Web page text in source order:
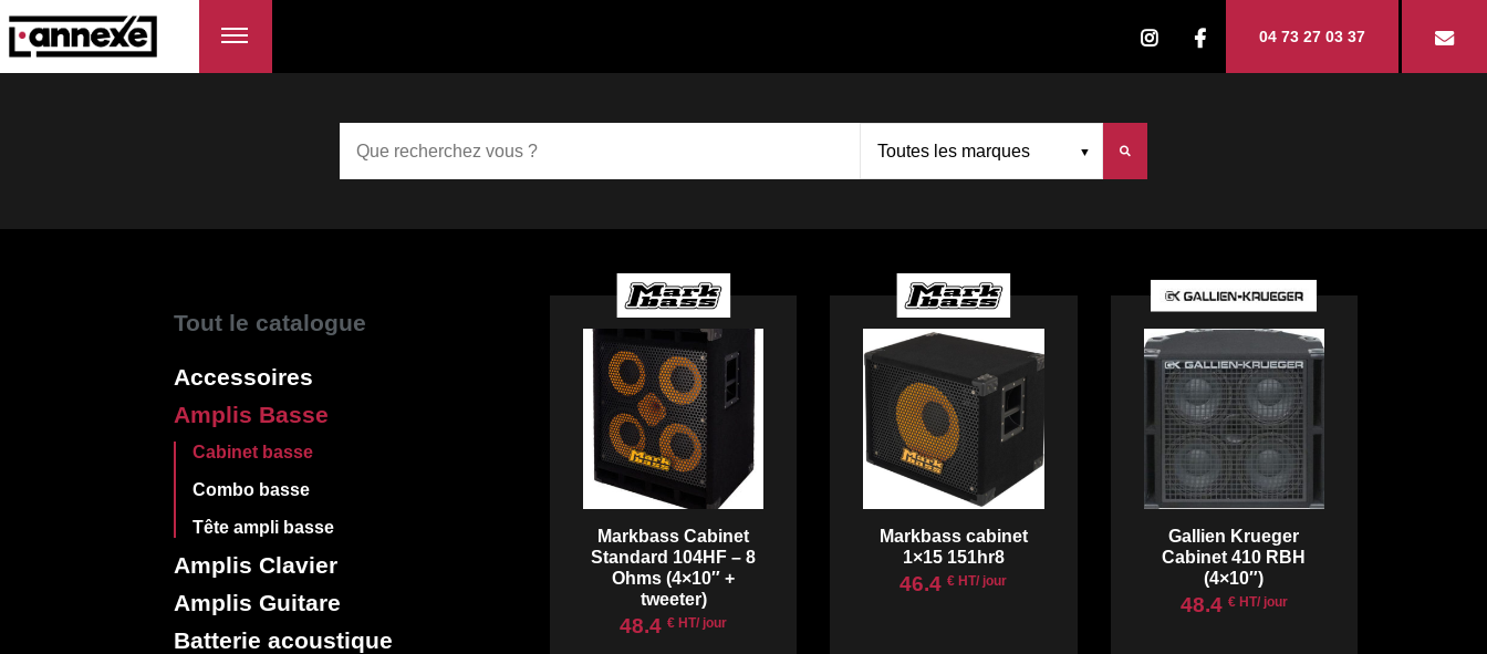
04 73 27 03 37
Tout le catalogue
Accessoires
Amplis Basse
Cabinet basse
Combo basse
Tête ampli basse
Amplis Clavier
Amplis Guitare
Batterie acoustique
Markbass Cabinet
Standard 104HF – 8
Ohms (4×10″ +
tweeter)
48.4€ HT/ jour
Markbass cabinet
1×15 151hr8
46.4€ HT/ jour
Gallien Krueger
Cabinet 410 RBH
(4×10″)
48.4 € HT/ jour